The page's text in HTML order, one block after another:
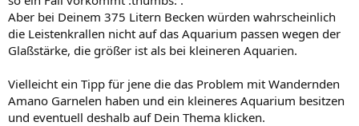
Aber bei Deinem 375 Litern Becken würden wahrscheinlich
die Leistenkrallen nicht auf das Aquarium passen wegen der
Glaßstärke, die größer ist als bei kleineren Aquarien.
Vielleicht ein Tipp für jene die das Problem mit Wandernden
Amano Garnelen haben und ein kleineres Aquarium besitzen
und eventuell deshalb auf Dein Thema klicken.